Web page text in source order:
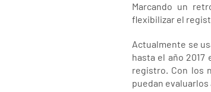
Marcando un
flexibilizar el
Actualmente se
hasta el año
registro. Con los
puedan